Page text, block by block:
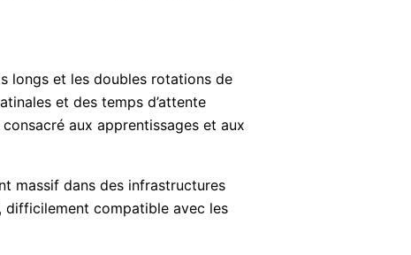
longs et les doubles rotations de
et des temps d’attente
aux apprentissages et aux
massif dans des infrastructures
difficilement compatible avec les